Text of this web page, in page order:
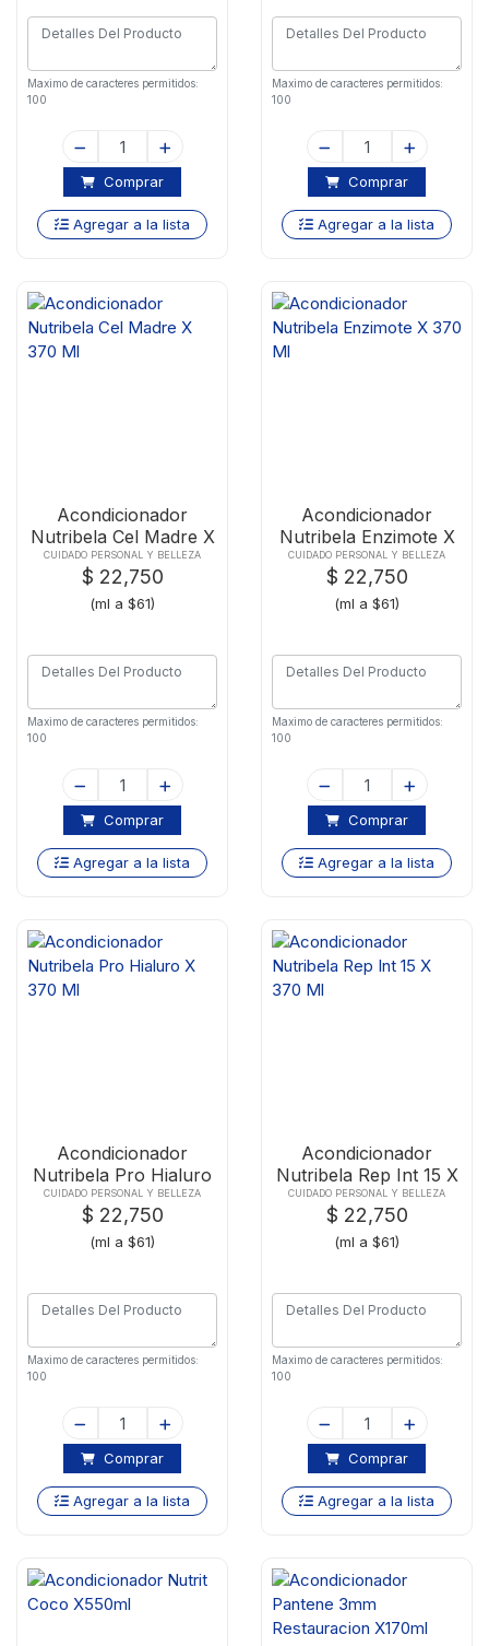
Maximo de caracteres permitidos:
100
Comprar
Agregar a la lista
Maximo de caracteres permitidos:
100
Comprar
Agregar a la lista
Acondicionador
Nutribela Cel Madre X
370 Ml
CUIDADO PERSONAL Y BELLEZA
$ 22,750
(ml a $61)
Maximo de caracteres permitidos:
100
Comprar
Agregar a la lista
Acondicionador
Nutribela Enzimote X
370 Ml
CUIDADO PERSONAL Y BELLEZA
$ 22,750
(ml a $61)
Maximo de caracteres permitidos:
100
Comprar
Agregar a la lista
Acondicionador
Nutribela Pro Hialuro
X 370 Ml
CUIDADO PERSONAL Y BELLEZA
$ 22,750
(ml a $61)
Maximo de caracteres permitidos:
100
Comprar
Agregar a la lista
Acondicionador
Nutribela Rep Int 15 X
370 Ml
CUIDADO PERSONAL Y BELLEZA
$ 22,750
(ml a $61)
Maximo de caracteres permitidos:
100
Comprar
Agregar a la lista